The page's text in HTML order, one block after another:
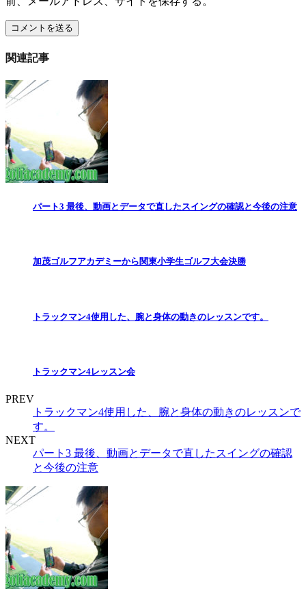
関連記事
パート3 最後、動画とデータで直したスイングの確認と今後の注意
加茂ゴルフアカデミーから関東小学生ゴルフ大会決勝
トラックマン4使用した、腕と身体の動きのレッスンです。
トラックマン4レッスン会
PREV
トラックマン4使用した、腕と身体の動きのレッスンで
す。
NEXT
パート3 最後、動画とデータで直したスイングの確認
と今後の注意